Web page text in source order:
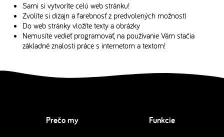
Sami si vytvoríte celú web stránku!
Zvolíte si dizajn a farebnosť z predvolených možností
Do web stránky vložíte texty a obrázky
Nemusíte vedieť programovať, na používanie Vám stačia
základné znalosti práce s internetom a textom!
Prečo my Funkcie